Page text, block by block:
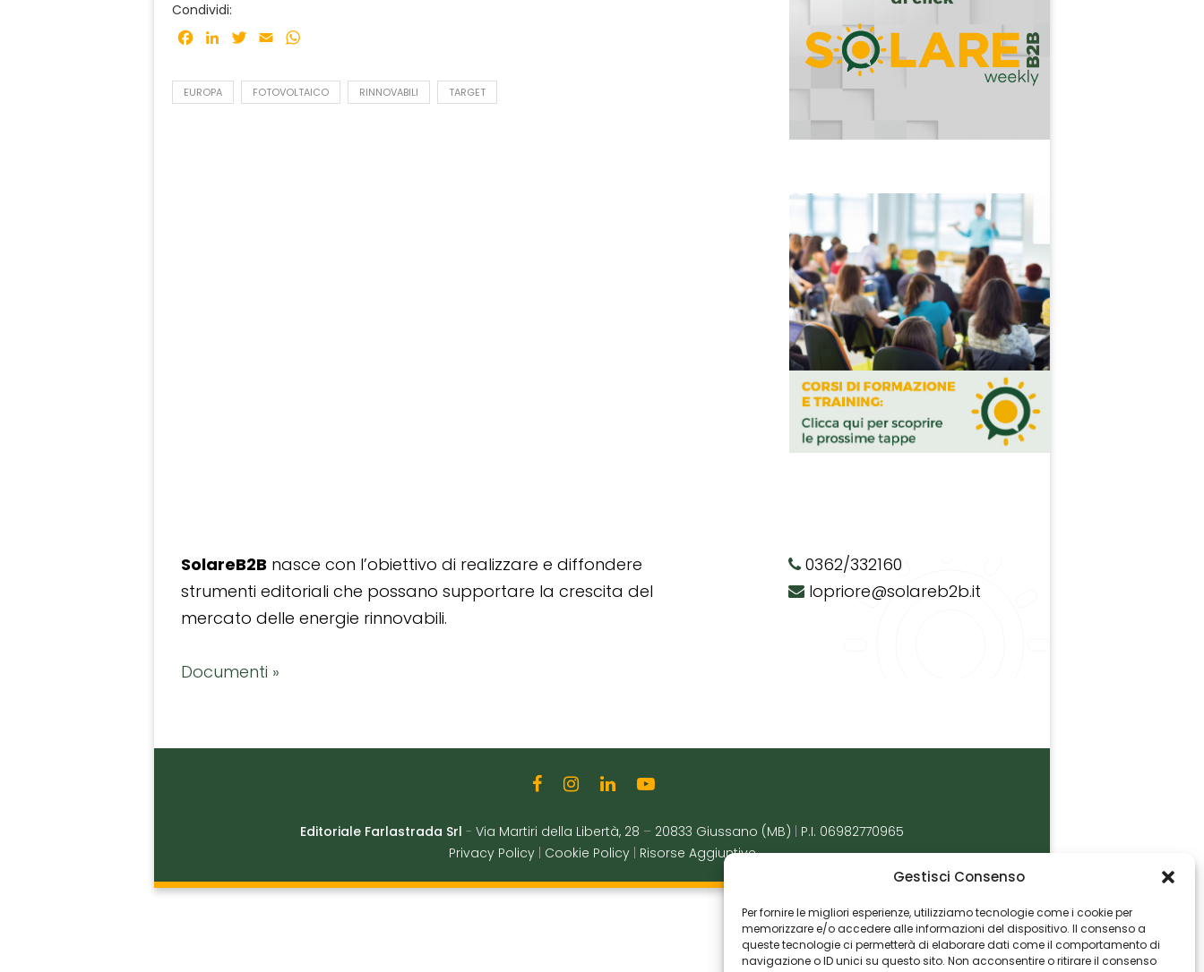
Gestisci Consenso
Per fornire le migliori esperienze, utilizziamo tecnologie come i cookie per
memorizzare e/o accedere alle informazioni del dispositivo. Il consenso a
queste tecnologie ci permetterà di elaborare dati come il comportamento di
navigazione o ID unici su questo sito. Non acconsentire o ritirare il consenso
Condividi:
Facebook
LinkedInTwitter
Email
EUROPA FOTOVOLTAICO RINNOVABILI TARGET
SolareB2B nasce con l’obiettivo di realizzare e diffondere
strumenti editoriali che possano supportare la crescita del
mercato delle energie rinnovabili.
Documenti »
0362/332160
lopriore@solareb2b.it
Editoriale Farlastrada Srl - Via Martiri della Libertà, 28 – 20833 Giussano (MB)
P.I. 06982770965
Privacy Policy
Cookie Policy Risorse Aggiuntive